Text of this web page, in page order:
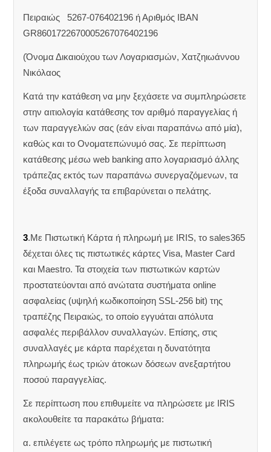
Πειραιώς 5267-076402196 ή Αριθμός IBAN
GR8601722670005267076402196
(Όνομα Δικαιούχου των Λογαριασμών, Χατζηιωάννου
Νικόλαος
Κατά την κατάθεση να μην ξεχάσετε να συμπληρώσετε
στην αιτιολογία κατάθεσης τον αριθμό παραγγελίας ή
των παραγγελιών σας (εάν είναι παραπάνω από μία),
καθώς και το Ονοματεπώνυμό σας. Σε περίπτωση
κατάθεσης μέσω web banking απο λογαριασμό άλλης
τράπεζας εκτός των παραπάνω συνεργαζόμενων, τα
έξοδα συναλλαγής τα επιβαρύνεται ο πελάτης.
3.Με Πιστωτική Κάρτα ή πληρωμή με IRIS, το sales365
δέχεται όλες τις πιστωτικές κάρτες Visa, Master Card
και Maestro. Τα στοιχεία των πιστωτικών καρτών
προστατεύονται από ανώτατα συστήματα online
ασφαλείας (υψηλή κωδικοποίηση SSL-256 bit) της
τραπέζης Πειραιώς, το οποίο εγγυάται απόλυτα
ασφαλές περιβάλλον συναλλαγών. Επίσης, στις
συναλλαγές με κάρτα παρέχεται η δυνατότητα
πληρωμής έως τριών άτοκων δόσεων ανεξαρτήτου
ποσού παραγγελίας.
Σε περίπτωση που επιθυμείτε να πληρώσετε με IRIS
ακολουθείτε τα παρακάτω βήματα:
α. επιλέγετε ως τρόπο πληρωμής με πιστωτική